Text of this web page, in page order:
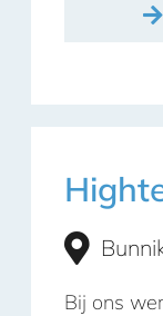
Bij ons